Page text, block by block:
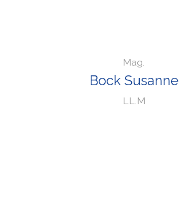
Mag.
Bock Susanne
LL.M